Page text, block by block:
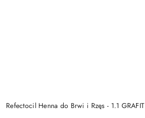
Refectocil Henna do Brwi i Rzęs - 1.1 GRAFIT